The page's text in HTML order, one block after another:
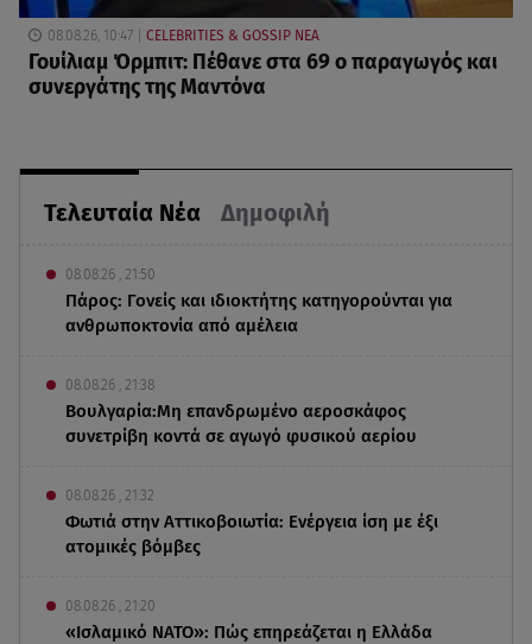
Τελευταία Νέα Δημοφιλή
08.08.26 , 21:50
Πάρος: Γονείς και ιδιοκτήτης κατηγορούνται για
ανθρωποκτονία από αμέλεια
08.08.26 , 21:38
Βουλγαρία:Μη επανδρωμένο αεροσκάφος
συνετρίβη κοντά σε αγωγό φυσικού αερίου
08.08.26 , 21:32
Φωτιά στην Αττικοβοιωτία: Ενέργεια ίση με έξι
ατομικές βόμβες
08.08.26 , 21:20
«Ισλαμικό ΝΑΤΟ»: Πώς επηρεάζεται η Ελλάδα
08.08.26, 10:47 CELEBRITIES & GOSSIP ΝΕΑ
Γουίλιαμ Όρμπιτ: Πέθανε στα 69 ο παραγωγός και
συνεργάτης της Μαντόνα